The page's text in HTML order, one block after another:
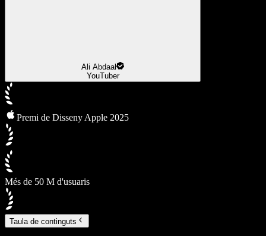
Ali Abdaal
YouTuber
Premi de Disseny Apple 2025
Més de 50 M d'usuaris
Taula de continguts